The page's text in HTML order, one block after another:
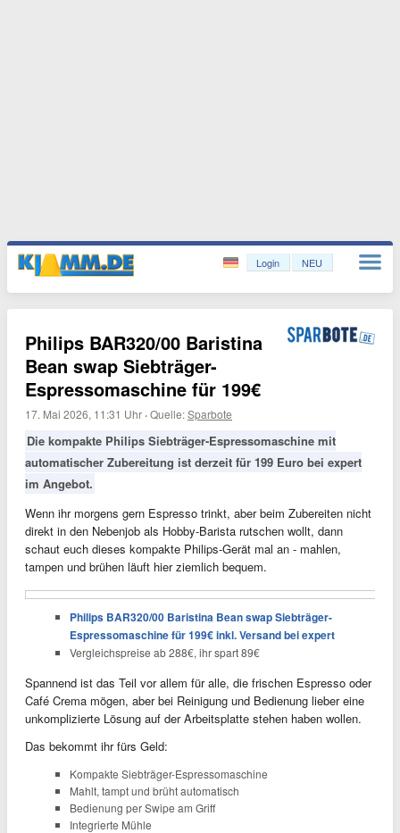
Login NEU
Philips BAR320/00 Baristina
Bean swap Siebträger-
Espressomaschine für 199€
17. Mai 2026, 11:31 Uhr ·Quelle:Sparbote
Die kompakte Philips Siebträger-Espressomaschine mit
automatischer Zubereitung ist derzeit für 199 Euro bei expert
im Angebot.
Wenn ihr morgens gern Espresso trinkt, aber beim Zubereiten nicht
direkt in den Nebenjob als Hobby-Barista rutschen wollt, dann
schaut euch dieses kompakte Philips-Gerät mal an - mahlen,
tampen und brühen läuft hier ziemlich bequem.
Philips BAR320/00 Baristina Bean swap Siebträger-
Espressomaschine für 199€ inkl. Versand bei expert
Vergleichspreise ab 288€, ihr spart 89€
Spannend ist das Teil vor allem für alle, die frischen Espresso oder
Café Crema mögen, aber bei Reinigung und Bedienung lieber eine
unkomplizierte Lösung auf der Arbeitsplatte stehen haben wollen.
Das bekommt ihr fürs Geld:
Kompakte Siebträger-Espressomaschine
Mahlt, tampt und brüht automatisch
Bedienung per Swipe am Griff
Integrierte Mühle